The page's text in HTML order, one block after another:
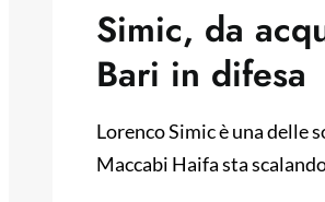
Simic, da
Bari in difesa
Lorenco Simic è una delle
Maccabi Haifa sta